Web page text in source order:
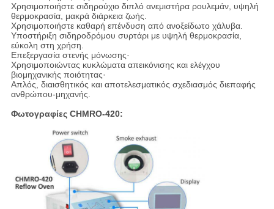
Χρησιμοποιήστε σιδηρούχιο διπλό ανεμιστήρα ρουλεμάν, υψηλή
θερμοκρασία, μακρά διάρκεια ζωής.
Χρησιμοποιήστε καθαρή επένδυση από ανοξείδωτο χάλυβα.
Υποστήριξη σιδηροδρόμου συρτάρι με υψηλή θερμοκρασία,
εύκολη στη χρήση.
Επεξεργασία στενής μόνωσης·
Χρησιμοποιώντας κυκλώματα απεικόνισης και ελέγχου
βιομηχανικής ποιότητας·
Απλός, διαισθητικός και αποτελεσματικός σχεδιασμός διεπαφής
ανθρώπου-μηχανής.
Φωτογραφίες CHMRO-420: